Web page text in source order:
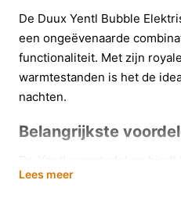
De Duux Yentl Bubble
een ongeëvenaarde
functionaliteit. Met zijn
warmtestanden is het de
nachten.
Belangrijkste
comfort verhogen:
Lees meer